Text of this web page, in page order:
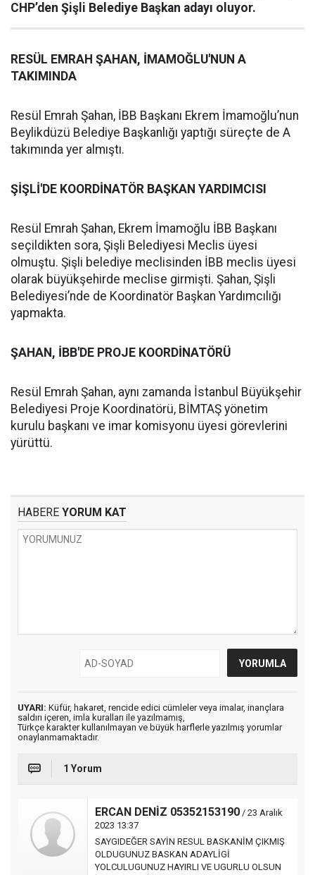
CHP’den Şişli Belediye Başkan adayı oluyor.
RESÜL EMRAH ŞAHAN, İMAMOĞLU'NUN A
TAKIMINDA
Resül Emrah Şahan, İBB Başkanı Ekrem İmamoğlu’nun
Beylikdüzü Belediye Başkanlığı yaptığı süreçte de A
takımında yer almıştı.
ŞİŞLİ'DE KOORDİNATÖR BAŞKAN YARDIMCISI
Resül Emrah Şahan, Ekrem İmamoğlu İBB Başkanı
seçildikten sora, Şişli Belediyesi Meclis üyesi
olmuştu. Şişli belediye meclisinden İBB meclis üyesi
olarak büyükşehirde meclise girmişti. Şahan, Şişli
Belediyesi’nde de Koordinatör Başkan Yardımcılığı
yapmakta.
ŞAHAN, İBB'DE PROJE KOORDİNATÖRÜ
Resül Emrah Şahan, aynı zamanda İstanbul Büyükşehir
Belediyesi Proje Koordinatörü, BİMTAŞ yönetim
kurulu başkanı ve imar komisyonu üyesi görevlerini
yürüttü.
HABERE YORUM KAT
UYARI: Küfür, hakaret, rencide edici cümleler veya imalar, inançlara
saldırı içeren, imla kuralları ile yazılmamış,
Türkçe karakter kullanılmayan ve büyük harflerle yazılmış yorumlar
onaylanmamaktadır.
1 Yorum
ERCAN DENİZ 05352153190 / 23 Aralık
2023 13:37
SAYGIDEĞER SAYİN RESUL BASKANİM ÇIKMIŞ
OLDUGUNUZ BASKAN ADAYLİGİ
YOLCULUGUNUZ HAYIRLI VE UGURLU OLSUN